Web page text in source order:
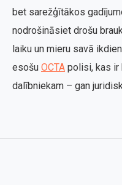
bet sarežģītākos
nodrošināsiet drošu
laiku un mieru savā
esošu OCTA polisi, kas ir
dalībniekam – gan